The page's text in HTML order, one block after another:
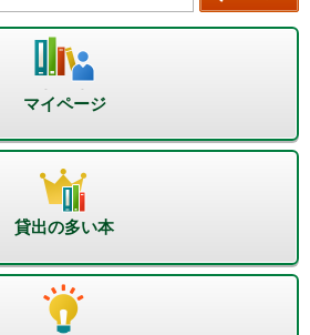
マイページ
貸出の多い本